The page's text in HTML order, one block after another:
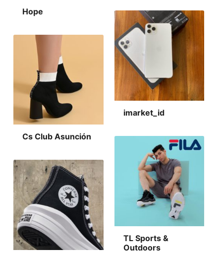
Hope
imarket_id
Cs Club Asunción
TL Sports &
Outdoors